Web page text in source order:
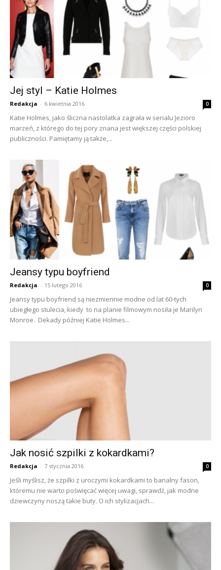
Jej styl – Katie Holmes
Redakcja - 6 kwietnia 2016 0
Katie Holmes, jako śliczna nastolatka zagrała w serialu Jezioro
marzeń, z którego do tej pory znana jest większej części polskiej
publiczności. Pamiętamy ją także,...
Jeansy typu boyfriend
Redakcja - 15 lutego 2016 0
Jeansy typu boyfriend są niezmiennie modne od lat 60-tych
ubiegłego stulecia, kiedy to na planie filmowym nosiła je Marilyn
Monroe. Dekady później Katie Holmes...
Jak nosić szpilki z kokardkami?
Redakcja - 7 stycznia 2016 0
Jeśli myślisz, że szpilki z uroczymi kokardkami to banalny fason,
któremu nie warto poświęcać więcej uwagi, sprawdź, jak modne
dziewczyny noszą takie buty. O ich stylizacjach...